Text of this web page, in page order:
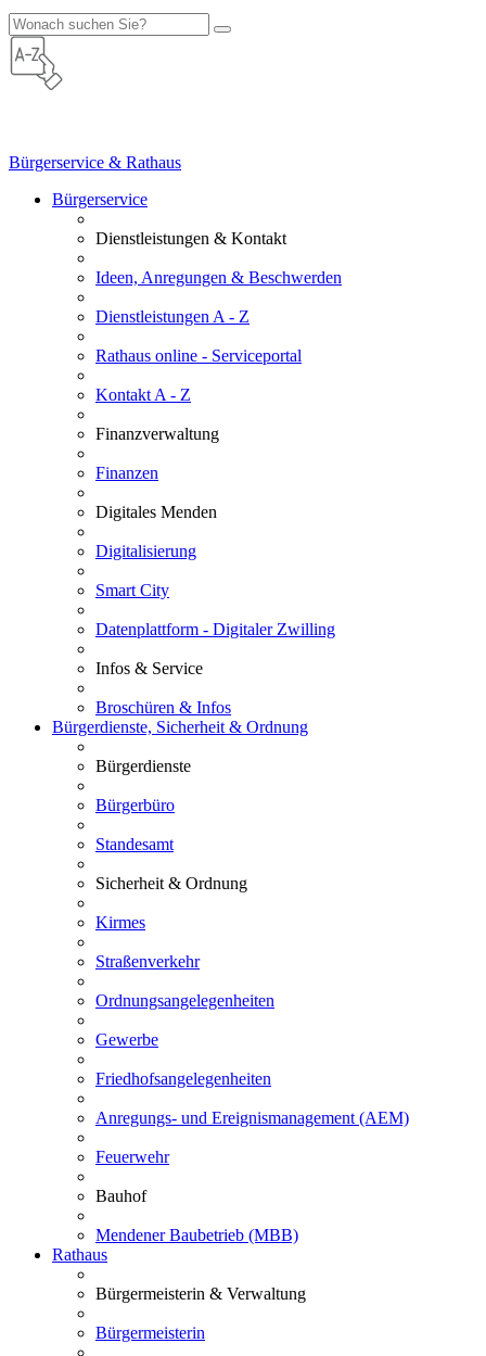
Bürgerservice & Rathaus
Bürgerservice
Dienstleistungen & Kontakt
Ideen, Anregungen & Beschwerden
Dienstleistungen A - Z
Rathaus online - Serviceportal
Kontakt A - Z
Finanzverwaltung
Finanzen
Digitales Menden
Digitalisierung
Smart City
Datenplattform - Digitaler Zwilling
Infos & Service
Broschüren & Infos
Bürgerdienste, Sicherheit & Ordnung
Bürgerdienste
Bürgerbüro
Standesamt
Sicherheit & Ordnung
Kirmes
Straßenverkehr
Ordnungsangelegenheiten
Gewerbe
Friedhofsangelegenheiten
Anregungs- und Ereignismanagement (AEM)
Feuerwehr
Bauhof
Mendener Baubetrieb (MBB)
Rathaus
Bürgermeisterin & Verwaltung
Bürgermeisterin